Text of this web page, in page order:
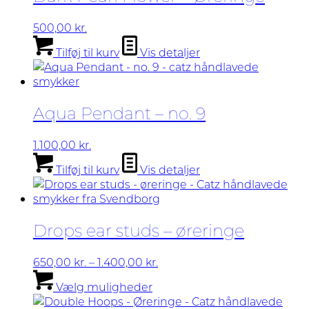
på
varesiden
500,00 kr.
Tilføj til kurv
Vis detaljer
Aqua Pendant – no. 9
1.100,00 kr.
Tilføj til kurv
Vis detaljer
Drops ear studs – øreringe
650,00 kr. –1.400,00 kr.
1.400,00 kr.
Vælg mulighedervare
har